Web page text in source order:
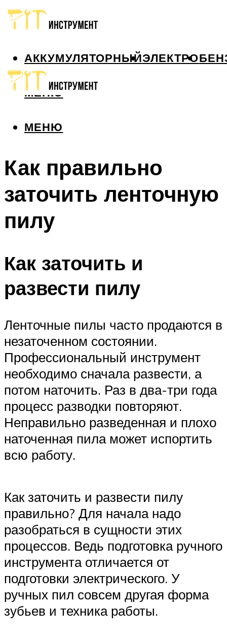
АККУМУЛЯТОРНЫЙЭЛЕКТРО
МЕНЮ
МЕНЮ
Как правильно
заточить ленточную
пилу
Как заточить и
развести пилу
Ленточные пилы часто продаются в
незаточенном состоянии.
Профессиональный инструмент
необходимо сначала развести, а
потом наточить. Раз в два-три года
процесс разводки повторяют.
Неправильно разведенная и плохо
наточенная пила может испортить
всю работу.
Как заточить и развести пилу
правильно? Для начала надо
разобраться в сущности этих
процессов. Ведь подготовка ручного
инструмента отличается от
подготовки электрического. У
ручных пил совсем другая форма
зубьев и техника работы.